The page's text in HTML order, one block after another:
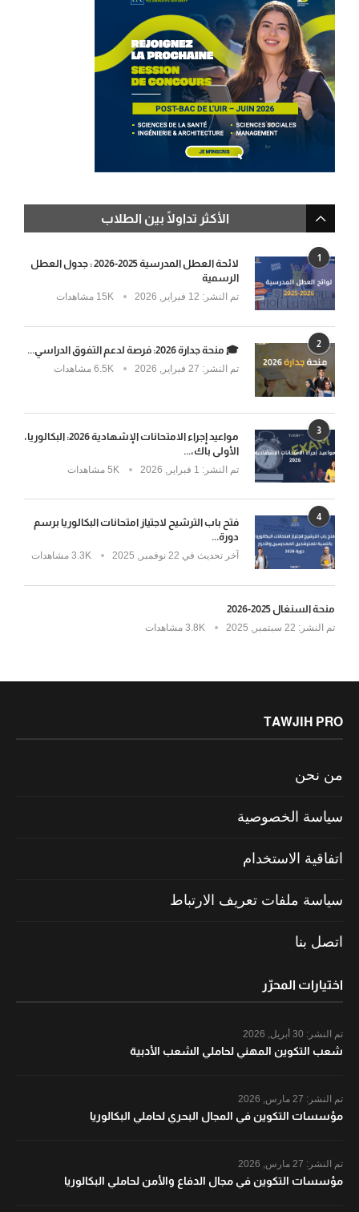
الأكثر تداولًا بين الطلاب
1
لائحة العطل المدرسية 2025-2026 : جدول العطل
الرسمية
تم النشر: 15K مشاهدات
2 🎓 منحة جدارة 2026: فرصة لدعم التفوق الدراسي...
تم النشر: 6.5K مشاهدات
3
مواعيد إجراء الامتحانات الإشهادية 2026: البكالوريا،
الأولى باك،...
تم النشر: 5K مشاهدات
4
فتح باب الترشيح لاجتياز امتحانات البكالوريا برسم
دورة...
آخر تحديث في 3.3K مشاهدات
منحة السنغال 2025-2026
تم النشر: 3.8K مشاهدات
TAWJIH PRO
من نحن
سياسة الخصوصية
اتفاقية الاستخدام
سياسة ملفات تعريف الارتباط
اتصل بنا
اختيارات المحرّر
تم النشر:
شعب التكوين المهني لحاملي الشعب الأدبية
تم النشر:
مؤسسات التكوين في المجال البحري لحاملي البكالوريا
تم النشر:
مؤسسات التكوين في مجال الدفاع والأمن لحاملي البكالوريا